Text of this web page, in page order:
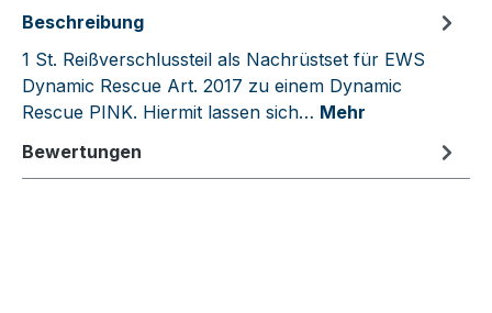
Beschreibung
1 St. Reißverschlussteil als Nachrüstset für EWS
Dynamic Rescue Art. 2017 zu einem Dynamic
Rescue PINK. Hiermit lassen sich… Mehr
Bewertungen